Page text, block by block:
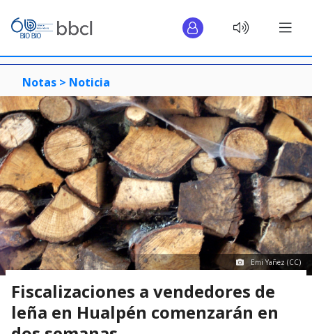
Notas > Noticia
Emi Yañez (CC)
Fiscalizaciones a vendedores de
leña en Hualpén comenzarán en